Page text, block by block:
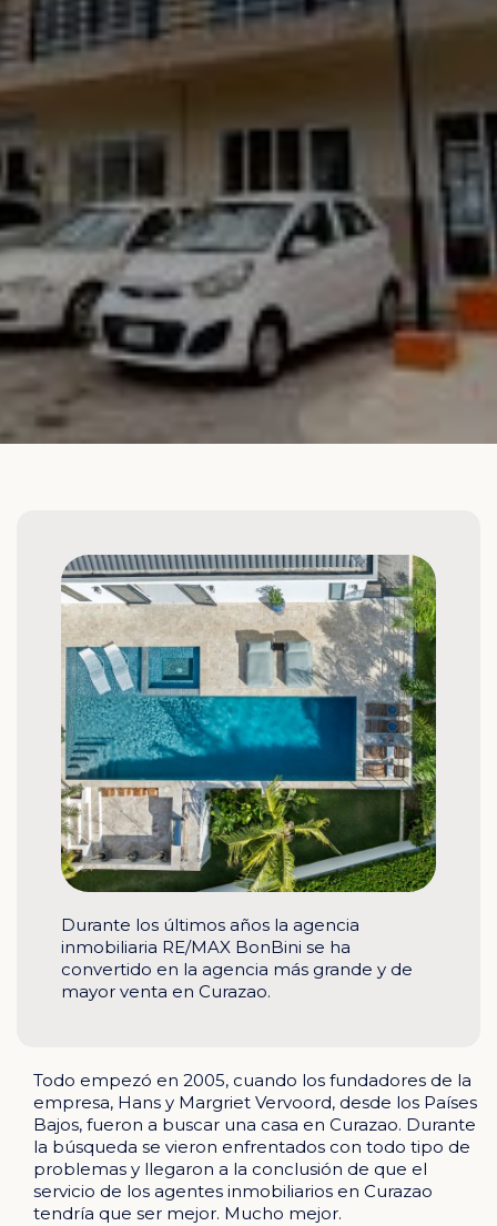
Durante los últimos años la agencia
inmobiliaria RE/MAX BonBini se ha
convertido en la agencia más grande y de
mayor venta en Curazao.
Todo empezó en 2005, cuando los fundadores de la
empresa, Hans y Margriet Vervoord, desde los Países
Bajos, fueron a buscar una casa en Curazao. Durante
la búsqueda se vieron enfrentados con todo tipo de
problemas y llegaron a la conclusión de que el
servicio de los agentes inmobiliarios en Curazao
tendría que ser mejor. Mucho mejor.